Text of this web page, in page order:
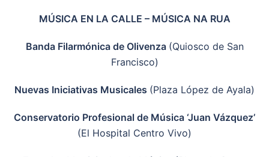
MÚSICA EN LA CALLE – MÚSICA NA RUA
Banda Filarmónica de Olivenza (Quiosco de San
Francisco)
Nuevas Iniciativas Musicales (Plaza López de Ayala)
Conservatorio Profesional de Música ‘Juan Vázquez’
(El Hospital Centro Vivo)